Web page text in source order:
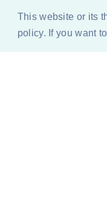
This website or its
policy. If you want